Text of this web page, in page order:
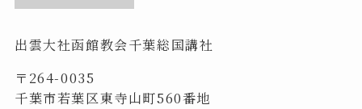
出雲大社函館教会千葉総国講社
〒264-0035
千葉市若葉区東寺山町560番地